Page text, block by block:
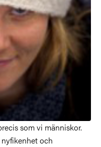
som vi människor.
och